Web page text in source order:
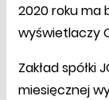
2020 roku ma
wyświetlaczy
Zakład spółki
miesięcznej